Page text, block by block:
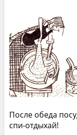
После обеда
спи-отдыхай!